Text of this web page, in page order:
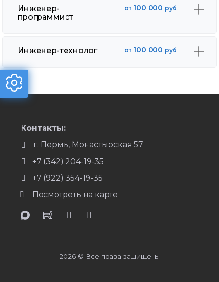
Инженер-
программист
от 100 000 руб
Инженер-технолог от 100 000 руб
Контакты:
г. Пермь, Монастырская 57
+7 (342) 204-19-35
+7 (922) 354-19-35
Посмотреть на карте
2026 © Все права защищены